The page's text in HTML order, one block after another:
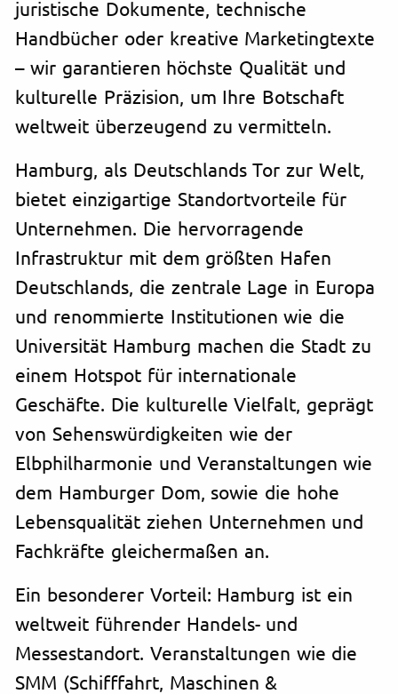
juristische Dokumente, technische
Handbücher oder kreative Marketingtexte
– wir garantieren höchste Qualität und
kulturelle Präzision, um Ihre Botschaft
weltweit überzeugend zu vermitteln.
Hamburg, als Deutschlands Tor zur Welt,
bietet einzigartige Standortvorteile für
Unternehmen. Die hervorragende
Infrastruktur mit dem größten Hafen
Deutschlands, die zentrale Lage in Europa
und renommierte Institutionen wie die
Universität Hamburg machen die Stadt zu
einem Hotspot für internationale
Geschäfte. Die kulturelle Vielfalt, geprägt
von Sehenswürdigkeiten wie der
Elbphilharmonie und Veranstaltungen wie
dem Hamburger Dom, sowie die hohe
Lebensqualität ziehen Unternehmen und
Fachkräfte gleichermaßen an.
Ein besonderer Vorteil: Hamburg ist ein
weltweit führender Handels- und
Messestandort. Veranstaltungen wie die
SMM (Schifffahrt, Maschinen &